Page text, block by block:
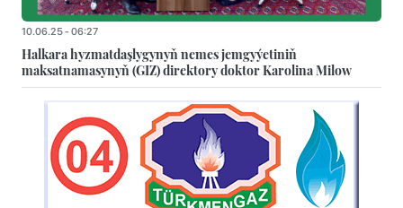
10.06.25 - 06:27
Halkara hyzmatdaşlygynyň nemes jemgyýetiniň
maksatnamasynyň (GIZ) direktory doktor Karolina Milow